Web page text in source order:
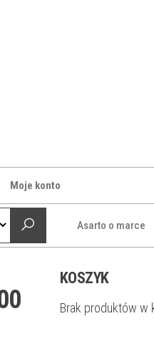
Moje konto
Asarto o marce
KOSZYK
Brak produktów w